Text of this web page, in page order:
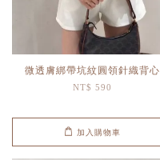
微透膚綁帶坑紋圓領針織背心
NT$ 590
加入購物車